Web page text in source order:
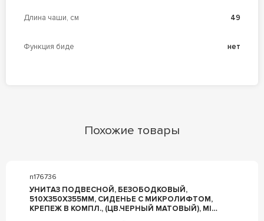
Длина чаши, см 49
Функция биде нет
Похожие товары
n176736
УНИТАЗ ПОДВЕСНОЙ, БЕЗОБОДКОВЫЙ,
510Х350Х355ММ, СИДЕНЬЕ С МИКРОЛИФТОМ,
КРЕПЕЖ В КОМПЛ., (ЦВ.ЧЕРНЫЙ МАТОВЫЙ), MIMI